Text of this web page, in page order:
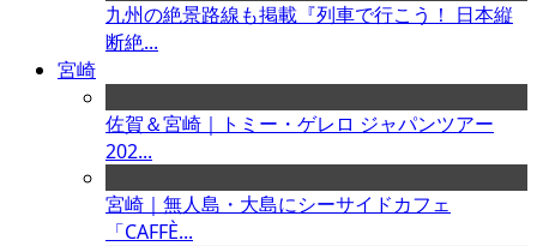
九州の絶景路線も掲載『列車で行こう！ 日本縦
断絶...
宮崎
佐賀＆宮崎｜トミー・ゲレロ ジャパンツアー
202...
宮崎｜無人島・大島にシーサイドカフェ
「CAFFÈ...